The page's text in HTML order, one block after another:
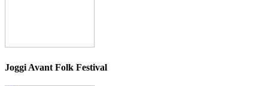
Joggi Avant Folk Festival